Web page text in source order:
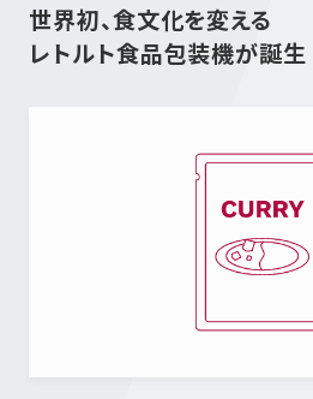
世界初、食文化を変える
レトルト食品包装機が誕生